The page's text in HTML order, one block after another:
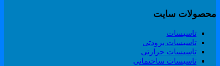
سایت
تاسیسات
تاسیسات برودتی
تاسیسات حرارتی
تاسیسات ساختمانی